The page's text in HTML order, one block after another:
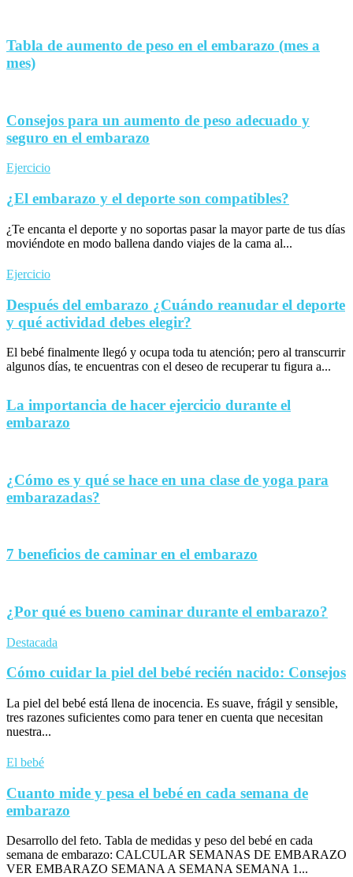
Tabla de aumento de peso en el embarazo (mes a
mes)
Consejos para un aumento de peso adecuado y
seguro en el embarazo
Ejercicio
¿El embarazo y el deporte son compatibles?
¿Te encanta el deporte y no soportas pasar la mayor parte de tus días
moviéndote en modo ballena dando viajes de la cama al...
Ejercicio
Después del embarazo ¿Cuándo reanudar el deporte
y qué actividad debes elegir?
El bebé finalmente llegó y ocupa toda tu atención; pero al transcurrir
algunos días, te encuentras con el deseo de recuperar tu figura a...
La importancia de hacer ejercicio durante el
embarazo
¿Cómo es y qué se hace en una clase de yoga para
embarazadas?
7 beneficios de caminar en el embarazo
¿Por qué es bueno caminar durante el embarazo?
Destacada
Cómo cuidar la piel del bebé recién nacido: Consejos
La piel del bebé está llena de inocencia. Es suave, frágil y sensible,
tres razones suficientes como para tener en cuenta que necesitan
nuestra...
El bebé
Cuanto mide y pesa el bebé en cada semana de
embarazo
Desarrollo del feto. Tabla de medidas y peso del bebé en cada
semana de embarazo: CALCULAR SEMANAS DE EMBARAZO
VER EMBARAZO SEMANA A SEMANA SEMANA 1...